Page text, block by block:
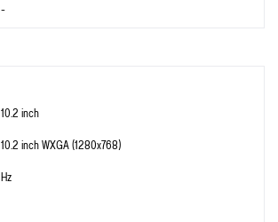
-
10.2 inch
10.2 inch WXGA (1280x768)
Hz